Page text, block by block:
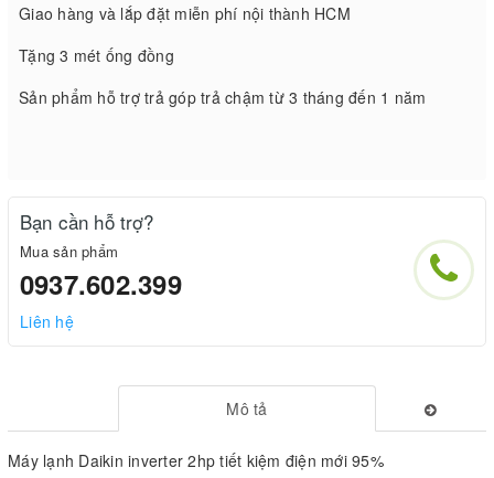
Giao hàng và lắp đặt miễn phí nội thành HCM
Tặng 3 mét ống đồng
Sản phẩm hỗ trợ trả góp trả chậm từ 3 tháng đến 1 năm
Bạn cần hỗ trợ?
Mua sản phẩm
0937.602.399
Liên hệ
Mô tả
Máy lạnh Daikin inverter 2hp tiết kiệm điện mới 95%